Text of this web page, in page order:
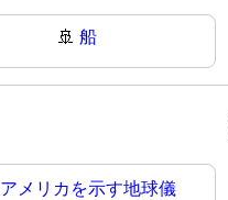
🚢船
アメリカを示す地球儀